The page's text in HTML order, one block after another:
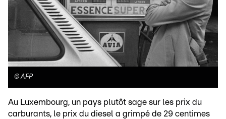
©AFP
Au Luxembourg, un pays plutôt sage sur les prix du
carburants, le prix du diesel a grimpé de 29 centimes